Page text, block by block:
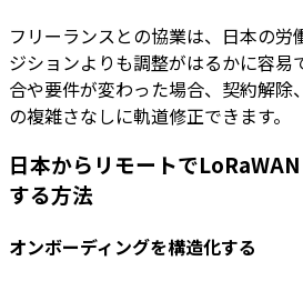
フリーランスとの協業は、日本の労
ジションよりも調整がはるかに容易
合や要件が変わった場合、契約解除
の複雑さなしに軌道修正できます。
日本からリモートで
する方法
オンボーディングを構造化する